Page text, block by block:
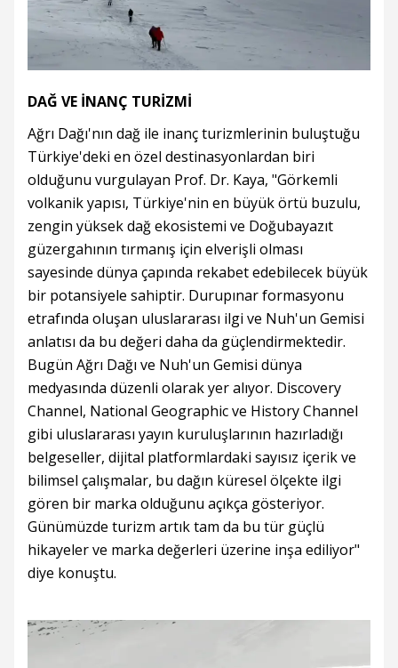
DAĞ VE İNANÇ TURİZMİ
Ağrı Dağı'nın dağ ile inanç turizmlerinin buluştuğu
Türkiye'deki en özel destinasyonlardan biri
olduğunu vurgulayan Prof. Dr. Kaya, "Görkemli
volkanik yapısı, Türkiye'nin en büyük örtü buzulu,
zengin yüksek dağ ekosistemi ve Doğubayazıt
güzergahının tırmanış için elverişli olması
sayesinde dünya çapında rekabet edebilecek büyük
bir potansiyele sahiptir. Durupınar formasyonu
etrafında oluşan uluslararası ilgi ve Nuh'un Gemisi
anlatısı da bu değeri daha da güçlendirmektedir.
Bugün Ağrı Dağı ve Nuh'un Gemisi dünya
medyasında düzenli olarak yer alıyor. Discovery
Channel, National Geographic ve History Channel
gibi uluslararası yayın kuruluşlarının hazırladığı
belgeseller, dijital platformlardaki sayısız içerik ve
bilimsel çalışmalar, bu dağın küresel ölçekte ilgi
gören bir marka olduğunu açıkça gösteriyor.
Günümüzde turizm artık tam da bu tür güçlü
hikayeler ve marka değerleri üzerine inşa ediliyor"
diye konuştu.